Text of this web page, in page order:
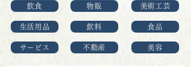
飲食
生活用品
サービス
物販
飲料
不動産
美術工芸
食品
美容